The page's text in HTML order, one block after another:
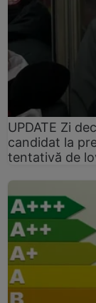
UPDATE Zi
candidat la
tentativă de